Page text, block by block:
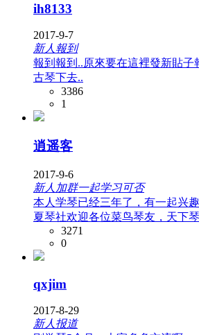
ih8133
2017-9-7
新人報到
報到報到..原來要在這裡發新貼子
古琴下去..
3386
1
逍遥客
2017-9-6
新人加群一起学习可否
本人学琴已经三年了，有一起兴
夏琴社欢迎各位菜鸟琴友，天下
3271
0
qxjim
2017-8-29
新人报道